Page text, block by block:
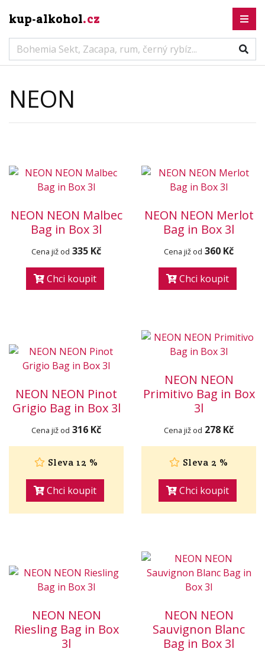
kup-alkohol.cz
NEON
NEON NEON Malbec
Bag in Box 3l
Cena již od 335 Kč
Chci koupit
NEON NEON Merlot
Bag in Box 3l
Cena již od 360 Kč
Chci koupit
NEON NEON Pinot
Grigio Bag in Box 3l
Cena již od 316 Kč
Sleva 12 %
Chci koupit
NEON NEON
Primitivo Bag in Box
3l
Cena již od 278 Kč
Sleva 2 %
Chci koupit
NEON NEON
Riesling Bag in Box
3l
NEON NEON
Sauvignon Blanc
Bag in Box 3l